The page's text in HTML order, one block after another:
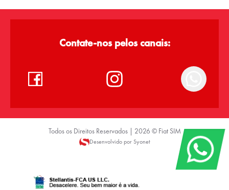
Contate-nos pelos canais:
Todos os Direitos Reservados | 2026 © Fiat SIM
Desenvolvido por Syonet